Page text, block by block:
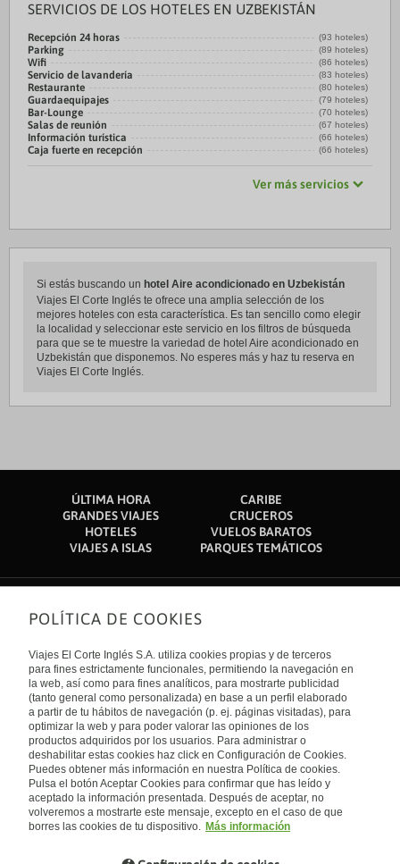
SERVICIOS DE LOS HOTELES EN UZBEKISTÁN
Recepción 24 horas (93 hoteles)
Parking (89 hoteles)
Wifi (86 hoteles)
Servicio de lavandería (83 hoteles)
Restaurante (80 hoteles)
Guardaequipajes (79 hoteles)
Bar-Lounge (70 hoteles)
Salas de reunión (67 hoteles)
Información turística (66 hoteles)
Caja fuerte en recepción (66 hoteles)
Ver más servicios
Si estás buscando un hotel Aire acondicionado en Uzbekistán
Viajes El Corte Inglés te ofrece una amplia selección de los
mejores hoteles con esta característica. Es tan sencillo como elegir
la localidad y seleccionar este servicio en los filtros de búsqueda
para que se te muestre la variedad de hotel Aire acondicionado en
Uzbekistán que disponemos. No esperes más y haz tu reserva en
Viajes El Corte Inglés.
ÚLTIMA HORA
CARIBE
GRANDES VIAJES
CRUCEROS
HOTELES
VUELOS BARATOS
VIAJES A ISLAS
PARQUES TEMÁTICOS
Sobre nosotros
Quiénes somos
Financiación
Sostenibilidad
Turismo accesible
Tarjeta El Corte Inglés
Trabaja con nosotros
El Corte Inglés
Canal Ético
Enlaces de interés
Guías de viaje
Catálogos
Auto check-in
Condiciones Generales
Política de privacidad
Política de cookies
Accesibilidad
Empresas/ Grupos
Internacional
España
Visita nuestro blog
Blog de Viajes el Corte inglés
POLÍTICA DE COOKIES
Viajes El Corte Inglés S.A. utiliza cookies propias y de terceros
para fines estrictamente funcionales, permitiendo la navegación en
la web, así como para fines analíticos, para mostrarte publicidad
(tanto general como personalizada) en base a un perfil elaborado
a partir de tu hábitos de navegación (p. ej. páginas visitadas), para
optimizar la web y para poder valorar las opiniones de los
productos adquiridos por los usuarios. Para administrar o
deshabilitar estas cookies haz click en Configuración de Cookies.
Puedes obtener más información en nuestra Política de cookies.
Pulsa el botón Aceptar Cookies para confirmar que has leído y
aceptado la información presentada. Después de aceptar, no
volveremos a mostrarte este mensaje, excepto en el caso de que
borres las cookies de tu dispositivo. Más información